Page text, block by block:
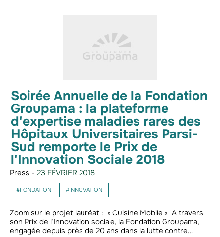
Soirée Annuelle de la Fondation
Groupama : la plateforme
d'expertise maladies rares des
Hôpitaux Universitaires Parsi-
Sud remporte le Prix de
l'Innovation Sociale 2018
Press - 23 FÉVRIER 2018
#FONDATION #INNOVATION
Zoom sur le projet lauréat : » Cuisine Mobile « A travers
son Prix de l’Innovation sociale, la Fondation Groupama,
engagée depuis près de 20 ans dans la lutte contre…